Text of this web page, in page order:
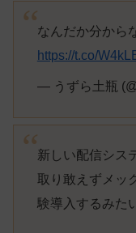
なんだか分から
https://t.co/
— うずら土瓶
新しい配信シス
取り敢えずメッ
験導入するみた